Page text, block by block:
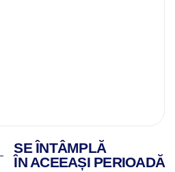
SE ÎNTÂMPLĂ
ÎN ACEEAȘI PERIOADĂ